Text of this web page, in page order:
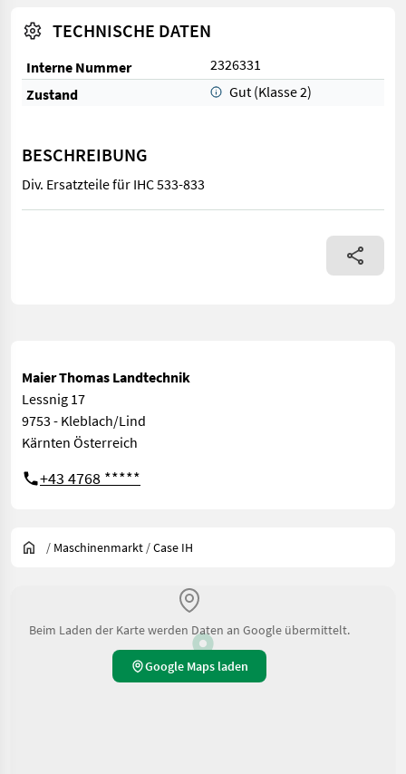
TECHNISCHE DATEN
Interne Nummer
2326331
Zustand
Gut (Klasse 2)
BESCHREIBUNG
Div. Ersatzteile für IHC 533-833
Div. Ersatzteile für IHC 533-833
Maier Thomas Landtechnik
Lessnig 17
9753 - Kleblach/Lind
Kärnten Österreich
+43 4768 *****
/ Maschinenmarkt /Case IH
Beim Laden der Karte werden Daten an Google übermittelt.
Google Maps laden